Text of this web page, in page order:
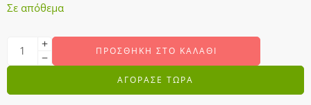
Σε απόθεμα
ΠΡΟΣΘΉΚΗ ΣΤΟ ΚΑΛΆΘΙ
ΑΓΟΡΑΣΕ ΤΩΡΑ